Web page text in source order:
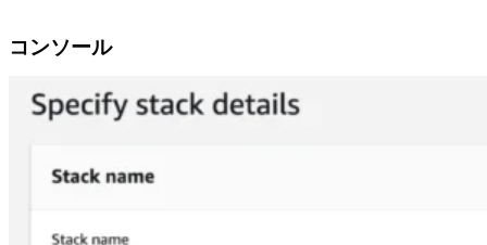
コンソール